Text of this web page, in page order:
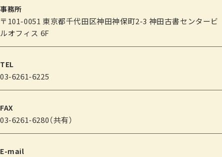
事務所
〒101-0051 東京都千代田区神田神保町2-3 神田古書センタービ
ルオフィス 6F
TEL
03-6261-6225
FAX
03-6261-6280（共有）
E-mail